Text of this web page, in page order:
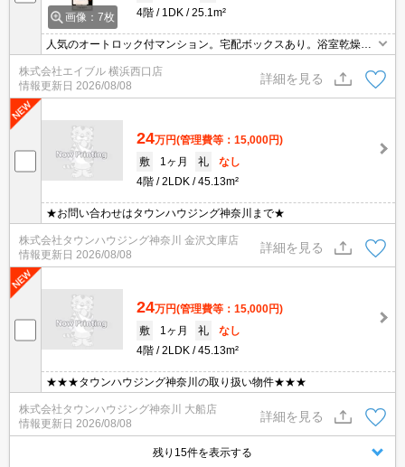
画像：7枚
4階
1DK 25.1m²
人気のオートロック付マンション。宅配ボックスあり。浴室乾燥機
付。シャワー付独立洗面台。温水洗浄便座付き。TVモニター付イン
ターホン。駅まで平坦。オンライン内見相談可。
株式会社エイブル 横浜西口店
情報更新日 2026/08/08
詳細を見る
24万円(管理費等：15,000円)
敷
1ヶ月 礼
なし
4階
2LDK 45.13m²
★お問い合わせはタウンハウジング神奈川まで★
株式会社タウンハウジング神奈川 金沢文庫店
情報更新日 2026/08/08
詳細を見る
24万円(管理費等：15,000円)
敷
1ヶ月 礼
なし
4階
2LDK 45.13m²
★★★タウンハウジング神奈川の取り扱い物件★★★
株式会社タウンハウジング神奈川 大船店
情報更新日 2026/08/08
詳細を見る
残り15件を表示する